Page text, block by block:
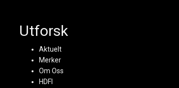
Utforsk
Aktuelt
Merker
Om Oss
HDFI